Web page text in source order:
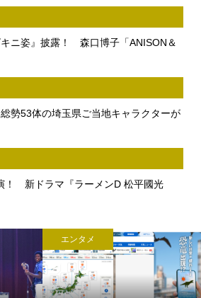
ニ姿』披露！ 森口博子「ANISON＆
勢53体の埼玉県ご当地キャラクターが
！ 新ドラマ『ラーメンD 松平國光
エンタメ